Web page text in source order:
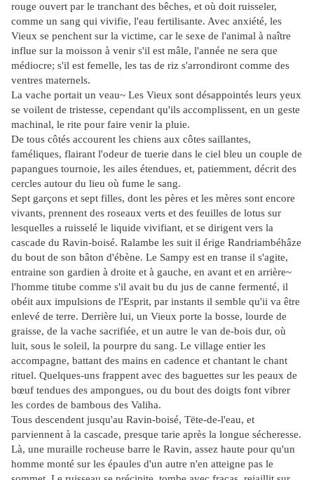
rouge ouvert par le tranchant des bêches, et où doit ruisseler,
comme un sang qui vivifie, l'eau fertilisante. Avec anxiété, les
Vieux se penchent sur la victime, car le sexe de l'animal à naître
influe sur la moisson à venir s'il est mâle, l'année ne sera que
médiocre; s'il est femelle, les tas de riz s'arrondiront comme des
ventres maternels.
La vache portait un veau~ Les Vieux sont désappointés leurs yeux
se voilent de tristesse, cependant qu'ils accomplissent, en un geste
machinal, le rite pour faire venir la pluie.
De tous côtés accourent les chiens aux côtes saillantes,
faméliques, flairant l'odeur de tuerie dans le ciel bleu un couple de
papangues tournoie, les ailes étendues, et, patiemment, décrit des
cercles autour du lieu où fume le sang.
Sept garçons et sept filles, dont les pères et les mères sont encore
vivants, prennent des roseaux verts et des feuilles de lotus sur
lesquelles a ruisselé le liquide vivifiant, et se dirigent vers la
cascade du Ravin-boisé. Ralambe les suit il érige Randriambéhâze
du bout de son bâton d'ébène. Le Sampy est en transe il s'agite,
entraine son gardien à droite et à gauche, en avant et en arrière~
l'homme titube comme s'il avait bu du jus de canne fermenté, il
obéit aux impulsions de l'Esprit, par instants il semble qu'ii va être
enlevé de terre. Derrière lui, un Vieux porte la bosse, lourde de
graisse, de la vache sacrifiée, et un autre le van de-bois dur, où
luit, sous le soleil, la pourpre du sang. Le village entier les
accompagne, battant des mains en cadence et chantant le chant
rituel. Quelques-uns frappent avec des baguettes sur les peaux de
bœuf tendues des ampongues, ou du bout des doigts font vibrer
les cordes de bambous des Valiha.
Tous descendent jusqu'au Ravin-boisé, Tëte-de-l'eau, et
parviennent à la cascade, presque tarie après la longue sécheresse.
Là, une muraille rocheuse barre le Ravin, assez haute pour qu'un
homme monté sur les épaules d'un autre n'en atteigne pas le